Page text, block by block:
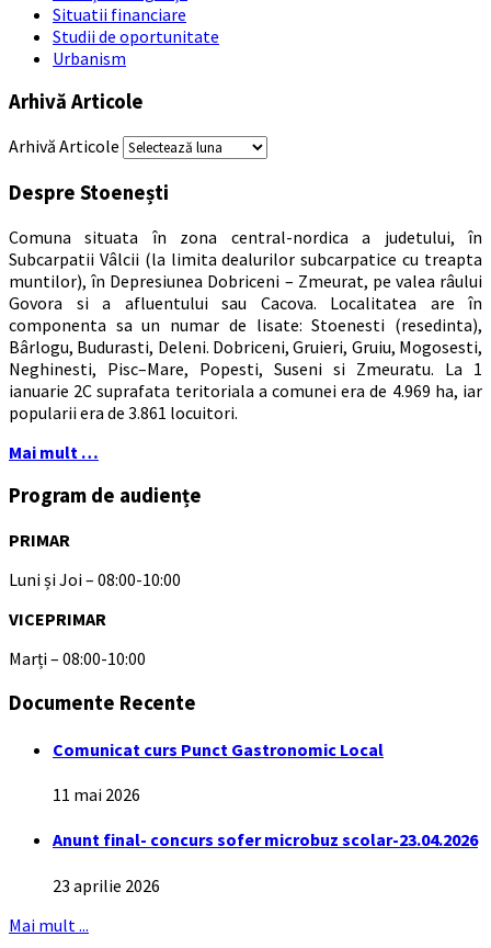
Situatii financiare
Studii de oportunitate
Urbanism
Arhivă Articole
Arhivă Articole
Despre Stoenești
Comuna situata în zona central-nordica a judetului, în
Subcarpatii Vâlcii (la limita dealurilor subcarpatice cu treapta
muntilor), în Depresiunea Dobriceni – Zmeurat, pe valea râului
Govora si a afluentului sau Cacova. Localitatea are în
componenta sa un numar de lisate: Stoenesti (resedinta),
Bârlogu, Budurasti, Deleni. Dobriceni, Gruieri, Gruiu, Mogosesti,
Neghinesti, Pisc–Mare, Popesti, Suseni si Zmeuratu. La 1
ianuarie 2C suprafata teritoriala a comunei era de 4.969 ha, iar
popularii era de 3.861 locuitori.
Mai mult …
Program de audiențe
PRIMAR
Luni și Joi – 08:00-10:00
VICEPRIMAR
Marți – 08:00-10:00
Documente Recente
Comunicat curs Punct Gastronomic Local
11 mai 2026
Anunt final- concurs sofer microbuz scolar-23.04.2026
23 aprilie 2026
Mai mult ...